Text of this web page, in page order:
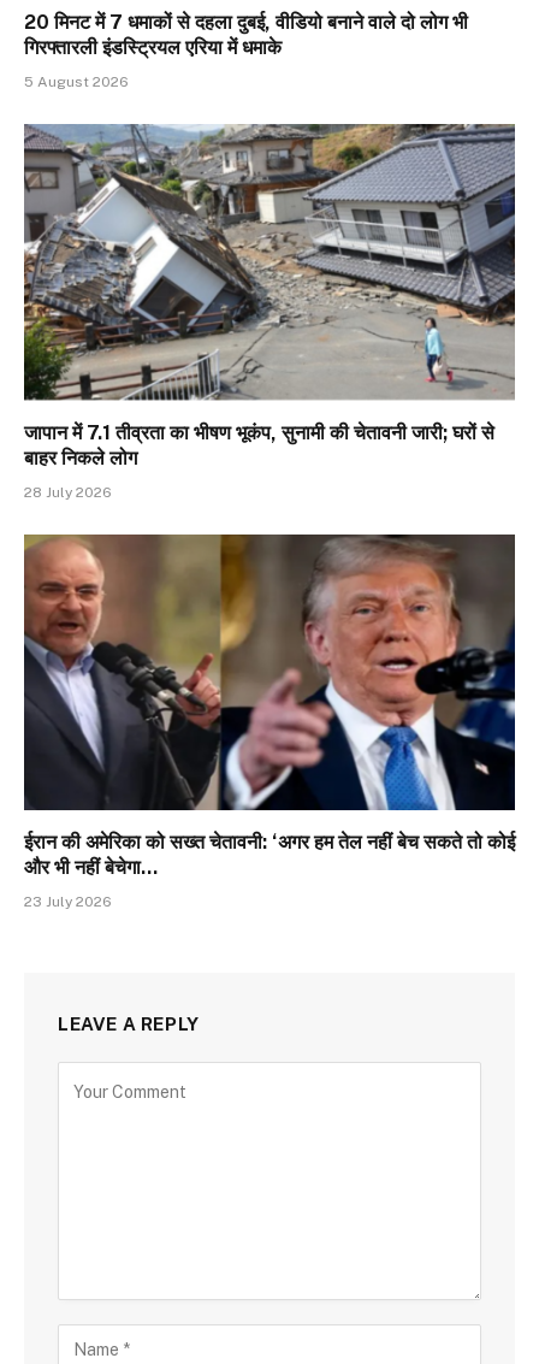
20 मिनट में 7 धमाकों से दहला दुबई, वीडियो बनाने वाले दो लोग भी
गिरफ्तारली इंडस्ट्रियल एरिया में धमाके
5 August 2026
जापान में 7.1 तीव्रता का भीषण भूकंप, सुनामी की चेतावनी जारी; घरों से
बाहर निकले लोग
28 July 2026
ईरान की अमेरिका को सख्त चेतावनी: ‘अगर हम तेल नहीं बेच सकते तो कोई
और भी नहीं बेचेगा…
23 July 2026
LEAVE A REPLY